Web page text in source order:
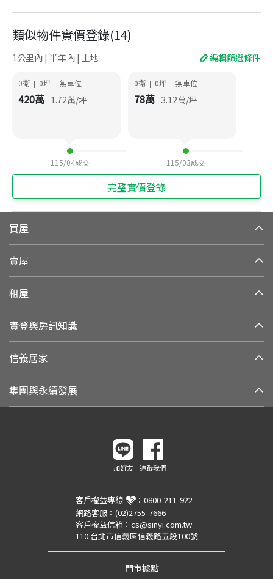
類似物件實價登錄(14)
1公里內 | 半年內 | 土地 編輯篩選條件
0衛 | 0坪 | 無車位
420萬 1.72萬/坪
115/04成交
0衛 | 0坪 | 無車位
78萬 3.12萬/坪
115/03成交
完整實價登錄
買屋
賣屋
租屋
實登與房訊知識
信義居家
集團與永續發展
加好友 追蹤我們
客戶權益專線 ： 0800-211-922
網路客服： (02)2755-7666
客戶權益信箱： cs@sinyi.com.tw
110 台北市信義區信義路五段100號
門市據點